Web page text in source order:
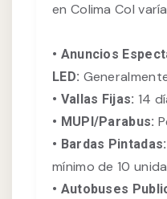
en Colima Col
• Anuncios
LED:
• Vallas Fijas: 14
• MUPI/Parabus:
• Bardas Pintadas:
mínimo de 10
• Autobuses